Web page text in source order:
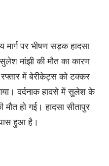
पर भीषण सड़क हादसा
मांझी की मौत का कारण
में बेरीकेट्स को टक्कर
दर्दनाक हादसे में सुलेश के
हो गई। हादसा सीतापुर
हुआ है।